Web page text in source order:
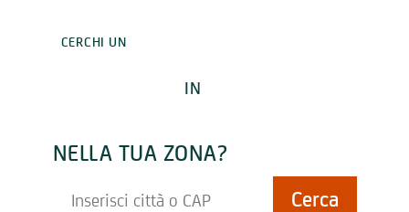
CERCHI UN
IN
NELLA TUA ZONA?